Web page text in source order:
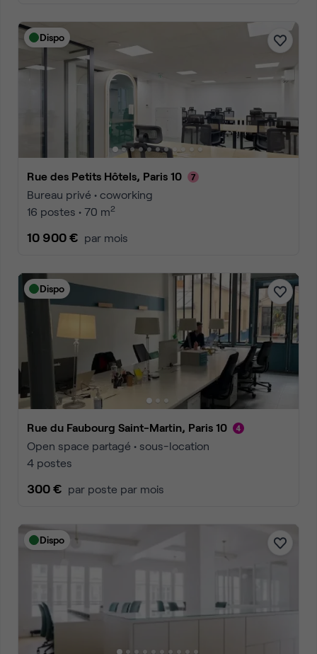
Dispo
Rue des Petits Hôtels, Paris 10
Bureau privé • coworking
16 postes • 70 m2
10 900 € par mois
Dispo
Rue du Faubourg Saint-Martin, Paris 10
Open space partagé • sous-location
4 postes
300 € par poste par mois
Dispo